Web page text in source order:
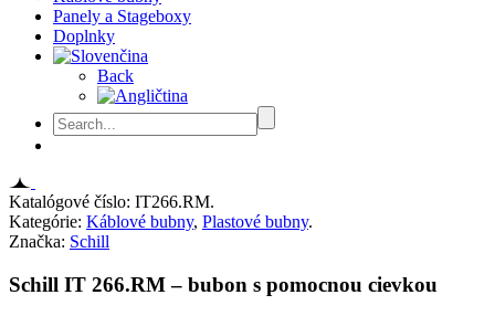
Panely a Stageboxy
Doplnky
Back
Katalógové číslo: IT266.RM.
Kategórie: Káblové bubny, Plastové bubny.
Značka: Schill
Schill IT 266.RM – bubon s pomocnou cievkou